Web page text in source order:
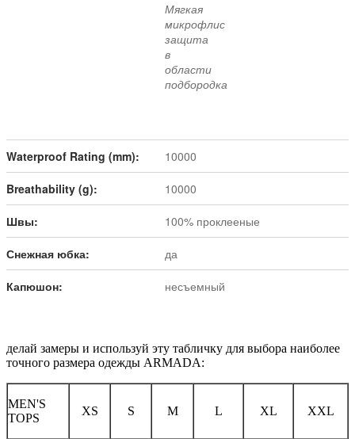
Мягкая
микрофлис
защита
в
области
подбородка
Waterproof Rating (mm): 10000
Breathability (g): 10000
Швы: 100% проклееные
Снежная юбка: да
Капюшон: несъемный
делай замеры и используй эту табличку для выбора наиболее
точного размера одежды ARMADA:
MEN'S
TOPS
XS S M L XL XXL